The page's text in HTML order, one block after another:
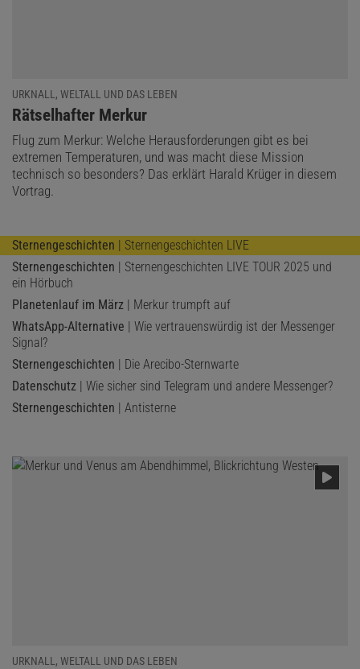
URKNALL, WELTALL UND DAS LEBEN
:
Rätselhafter Merkur
Flug zum Merkur: Welche Herausforderungen gibt es bei
extremen Temperaturen, und was macht diese Mission
technisch so besonders? Das erklärt Harald Krüger in diesem
Vortrag.
Sternengeschichten | Sternengeschichten LIVE
Sternengeschichten | Sternengeschichten LIVE TOUR 2025 und
ein Hörbuch
Planetenlauf im März | Merkur trumpft auf
WhatsApp-Alternative | Wie vertrauenswürdig ist der Messenger
Signal?
Sternengeschichten | Die Arecibo-Sternwarte
Datenschutz | Wie sicher sind Telegram und andere Messenger?
Sternengeschichten | Antisterne
URKNALL, WELTALL UND DAS LEBEN